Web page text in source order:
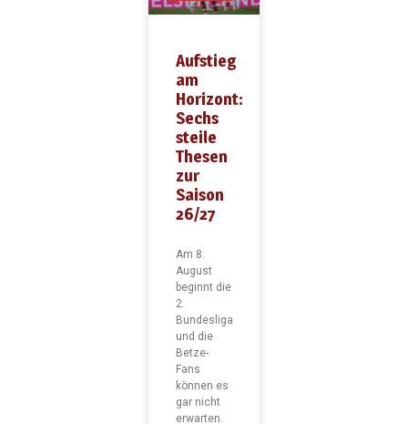
Aufstieg
am
Horizont:
Sechs
steile
Thesen
zur
Saison
26/27
Am 8.
August
beginnt die
2.
Bundesliga
und die
Betze-
Fans
können es
gar nicht
erwarten.